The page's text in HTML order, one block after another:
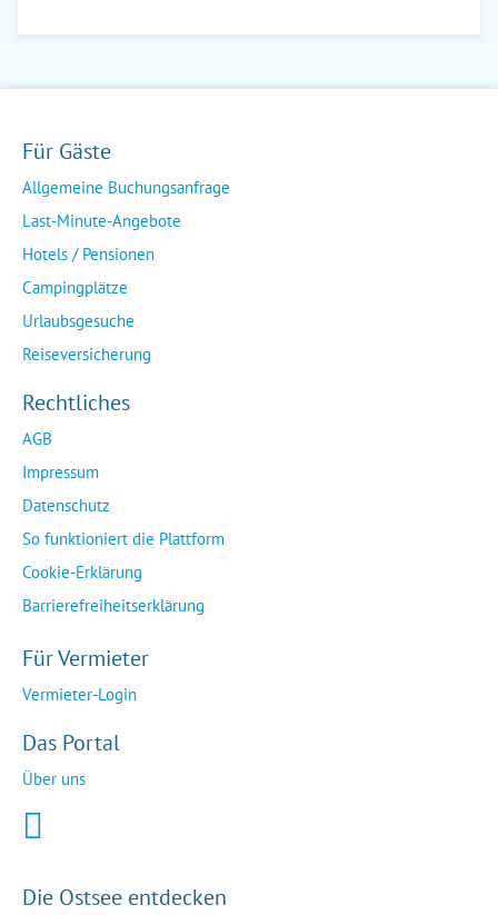
Für Gäste
Allgemeine Buchungsanfrage
Last-Minute-Angebote
Hotels / Pensionen
Campingplätze
Urlaubsgesuche
Reiseversicherung
Rechtliches
AGB
Impressum
Datenschutz
So funktioniert die Plattform
Cookie-Erklärung
Barrierefreiheitserklärung
Für Vermieter
Vermieter-Login
Das Portal
Über uns
Die Ostsee entdecken